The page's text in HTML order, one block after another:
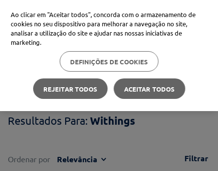
Procure no Marketplace Médis
Pesquisas mais comuns
xiaomi
3º uriage
Withings
Withings
Ordenar por Relevância Filtrar
Ao clicar em "Aceitar todos", concorda com o armazenamento de
cookies no seu dispositivo para melhorar a navegação no site,
analisar a utilização do site e ajudar nas nossas iniciativas de
marketing.
DEFINIÇÕES DE COOKIES
REJEITAR TODOS ACEITAR TODOS